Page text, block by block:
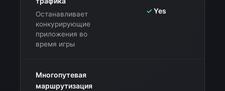
Останавливает
конкурирующие
приложения во
время игры
✓Yes
Многопутевая
маршрутизация